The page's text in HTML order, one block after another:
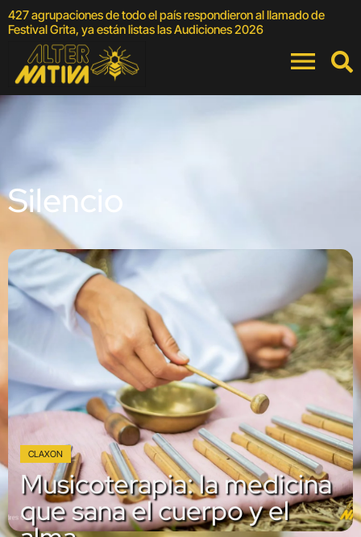
427 agrupaciones de todo el país respondieron al llamado de
Festival Grita, ya están listas las Audiciones 2026
Silencio
CLAXON
Musicoterapia: la medicina
que sana el cuerpo y el